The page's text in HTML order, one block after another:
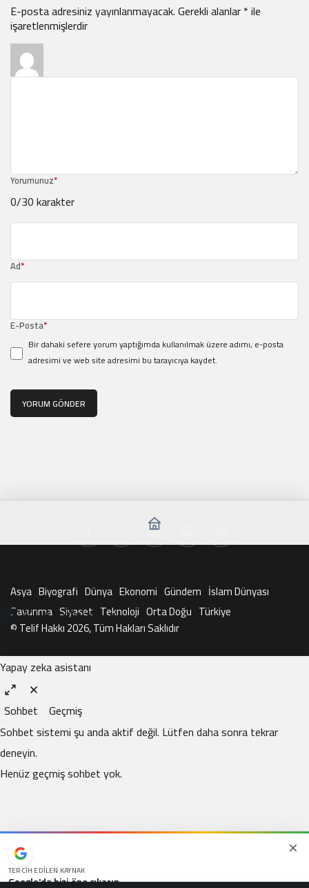
E-posta adresiniz yayınlanmayacak.Gerekli alanlar*ile
işaretlenmişlerdir
Yorumunuz*
0/30 karakter
Ad*
E-Posta*
Bir dahaki sefere yorum yaptığımda kullanılmak üzere adımı, e-posta
adresimi ve web site adresimi bu tarayıcıya kaydet.
YORUM GÖNDER
Asya Biyografi Dünya Ekonomi Gündem İslam Dünyası
Savunma Siyaset Teknoloji Orta Doğu Türkiye
© Telif Hakkı 2026, Tüm Hakları Saklıdır
KAI ile Sohbet Et
Yapay zeka asistanı
Sohbet Geçmiş
Sohbet sistemi şu anda aktif değil. Lütfen daha sonra tekrar
deneyin.
Henüz geçmiş sohbet yok.
TERCIH EDILEN KAYNAK
Google'da bizi öne çıkarın